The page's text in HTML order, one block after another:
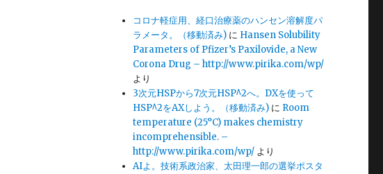
コロナ軽症用、経口治療薬のハンセン溶解度パ
ラメータ。（移動済み) に Hansen Solubility
Parameters of Pfizer’s Paxilovide, a New
Corona Drug – http://www.pirika.com/wp/
より
3次元HSPから7次元HSP^2へ。DXを使って
HSP^2をAXしよう。（移動済み) に Room
temperature (25°C) makes chemistry
incomprehensible. –
http://www.pirika.com/wp/ より
AIよ。技術系政治家、太田理一郎の選挙ポスタ